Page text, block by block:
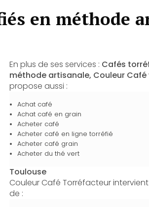
en méthode
En plus de ses services : Cafés
méthode artisanale, Couleur Café
propose aussi :
Achat café
Achat café en grain
Acheter café
Acheter café en ligne torréfié
Acheter café grain
Acheter du thé vert
Toulouse
Couleur Café Torréfacteur
de :